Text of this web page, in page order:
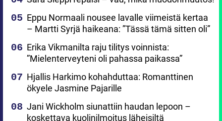
Eppu Normaali nousee lavalle viimeistä kertaa
– Martti Syrjä haikeana: ”Tässä tämä sitten oli”
Erika Vikmanilta raju tilitys voinnista:
”Mielenterveyteni oli pahassa paikassa”
Hjallis Harkimo kohahduttaa: Romanttinen
ökyele Jasmine Pajarille
Jani Wickholm siunattiin haudan lepoon –
koskettava kuolinilmoitus läheisiltä